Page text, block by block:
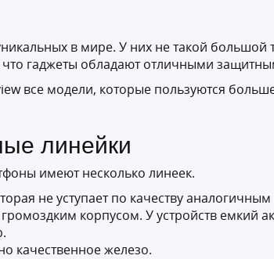
в мире. У них не такой
что гаджеты обладают отличными
все модели, которые пользуются
линейки
имеют несколько линеек.
не уступает по качеству
корпусом. У устройств емкий
качественное железо.